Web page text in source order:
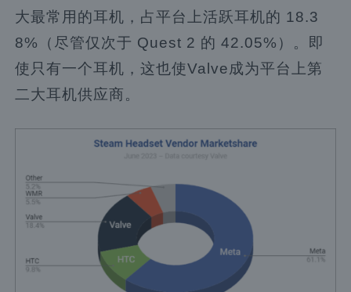
大最常用的耳机，占平台上活跃耳机的 18.3
8%（尽管仅次于 Quest 2 的 42.05%）。即
使只有一个耳机，这也使Valve成为平台上第
二大耳机供应商。